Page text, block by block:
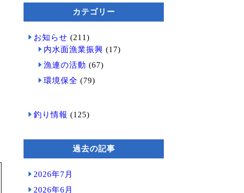
カテゴリー
お知らせ (211)
内水面漁業振興 (17)
漁連の活動 (67)
環境保全 (79)
釣り情報 (125)
過去の記事
2026年7月
2026年6月